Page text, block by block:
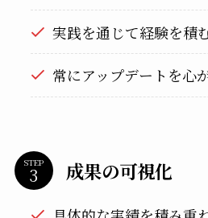
実践を通じて経験を積
常にアップデートを心
STEP 成果の可視化